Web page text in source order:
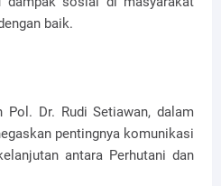
baik.
Pol. Dr. Rudi Setiawan, dalam
pentingnya komunikasi
antara Perhutani dan